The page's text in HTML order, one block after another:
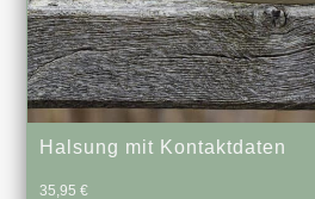
Halsung mit Kontaktdaten
35,95€